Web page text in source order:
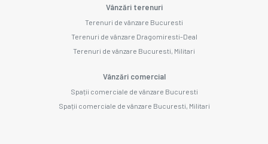
Vânzări terenuri
Terenuri de vânzare Bucuresti
Terenuri de vânzare Dragomiresti-Deal
Terenuri de vânzare Bucuresti, Militari
Vânzări comercial
Spații comerciale de vânzare Bucuresti
Spații comerciale de vânzare Bucuresti, Militari